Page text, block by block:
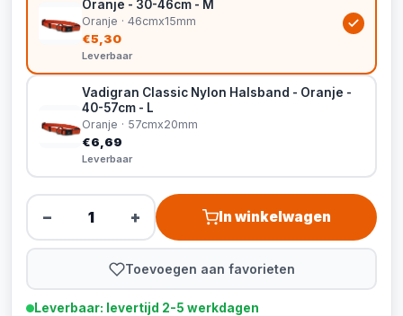
Oranje - 30-46cm - M
Oranje · 46cmx15mm
€5,30
Leverbaar
Vadigran Classic Nylon Halsband - Oranje -
40-57cm - L
Oranje · 57cmx20mm
€6,69
Leverbaar
− + In winkelwagen
Toevoegen aan favorieten
Leverbaar: levertijd 2-5 werkdagen